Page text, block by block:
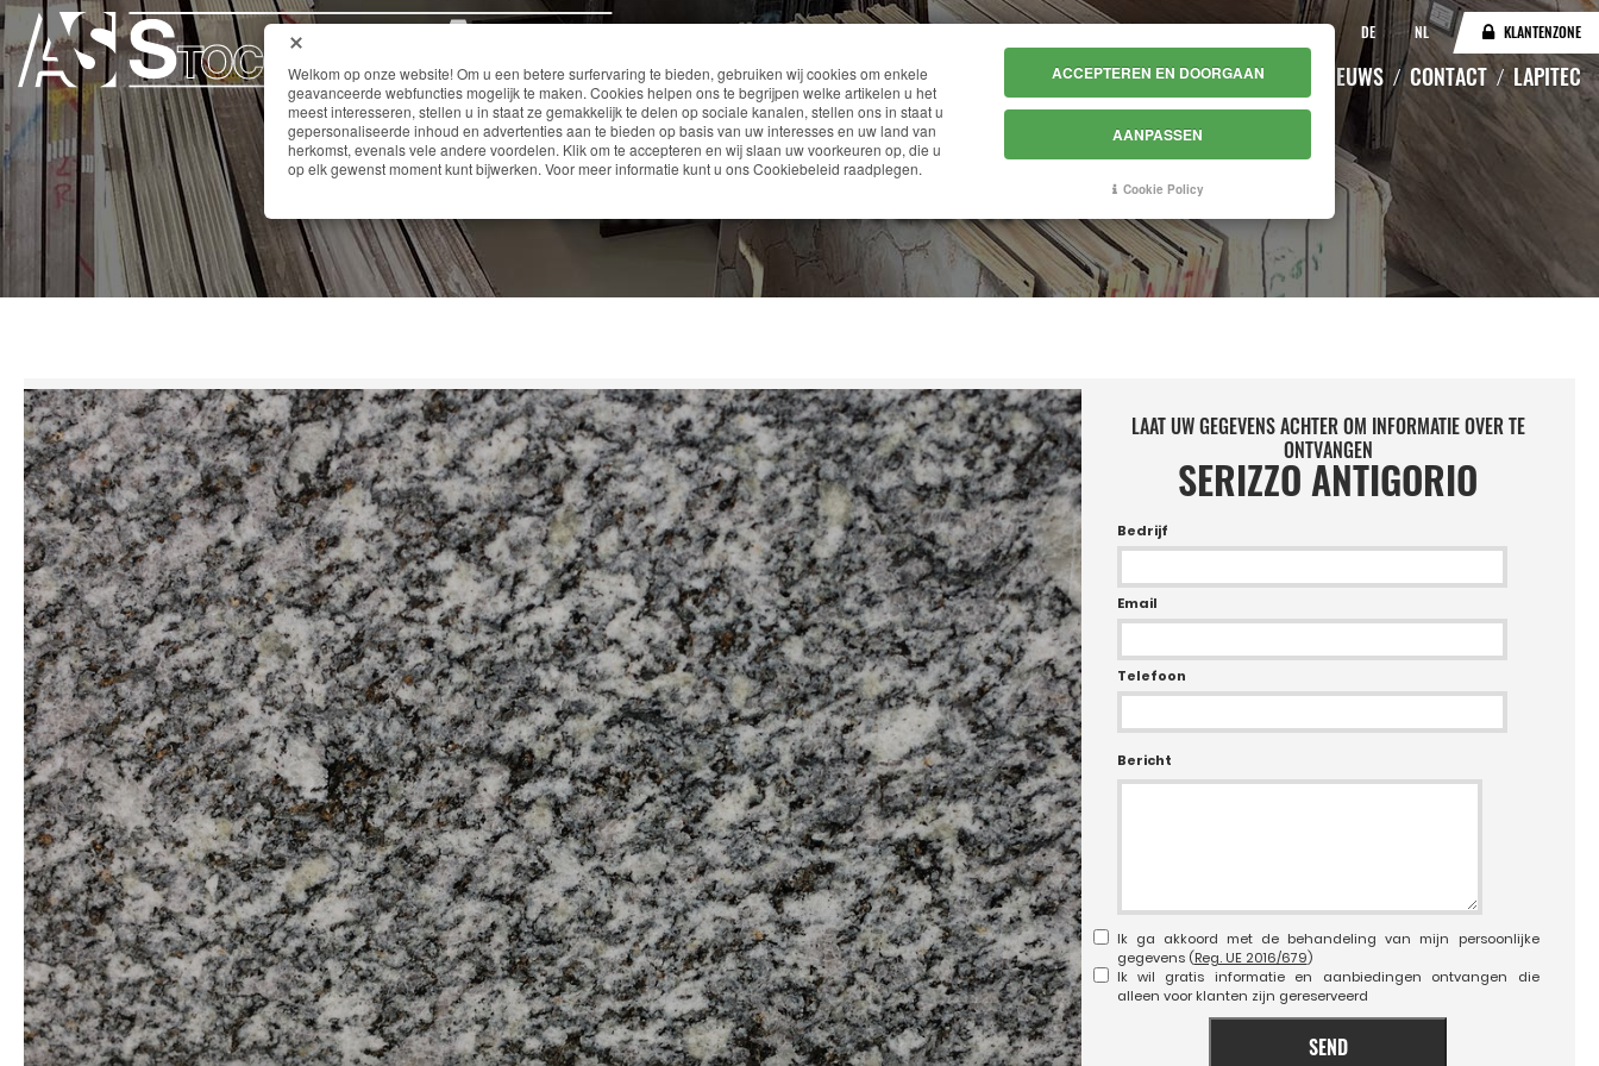
DE NL KLANTENZONE
HOME BEDRIJF CATALOGUS MAGAZIJN NIEUWS CONTACT LAPITEC
SERIZZO ANTIGORIO
LAAT UW GEGEVENS ACHTER OM INFORMATIE OVER TE
ONTVANGEN
SERIZZO ANTIGORIO
Bedrijf
Email
Telefoon
Bericht
Ik ga akkoord met de behandeling van mijn persoonlijke
gegevens (Reg. UE 2016/679)
Ik wil gratis informatie en aanbiedingen ontvangen die
alleen voor klanten zijn gereserveerd
SEND
Welkom op onze website! Om u een betere surfervaring te bieden, gebruiken wij cookies om enkele
geavanceerde webfuncties mogelijk te maken. Cookies helpen ons te begrijpen welke artikelen u het
meest interesseren, stellen u in staat ze gemakkelijk te delen op sociale kanalen, stellen ons in staat u
gepersonaliseerde inhoud en advertenties aan te bieden op basis van uw interesses en uw land van
herkomst, evenals vele andere voordelen. Klik om te accepteren en wij slaan uw voorkeuren op, die u
op elk gewenst moment kunt bijwerken. Voor meer informatie kunt u ons Cookiebeleid raadplegen.
ACCEPTEREN EN DOORGAAN
AANPASSEN
Cookie Policy